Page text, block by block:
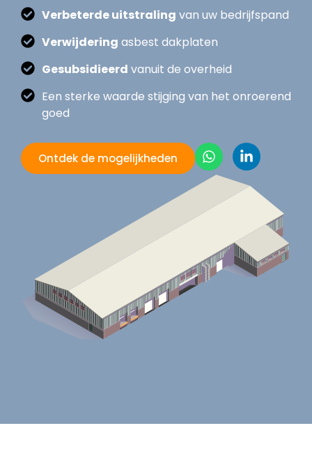
Verbeterde uitstraling van uw bedrijfspand
Verwijdering asbest dakplaten
Gesubsidieerd vanuit de overheid
Een sterke waarde stijging van het onroerend
goed
Ontdek de mogelijkheden